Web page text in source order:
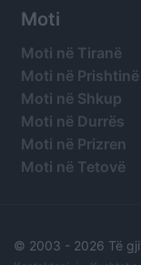
Moti
Moti në Tiranë
Moti në Prishtinë
Moti në Shkup
Moti në Durrës
Moti në Prizren
Moti në Tetovë
© 2003 - 2026 Të